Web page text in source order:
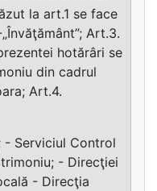
la art.1 se face
Art.3.
hotărâri se
din cadrul
Art.4.
- Serviciul Control
- Direcţiei
- Direcţia